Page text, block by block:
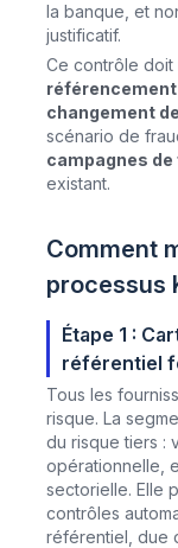
la banque, et
justificatif.
Ce contrôle doit
référencement
changement
scénario de
campagnes
existant.
Comment
processus
Étape 1 :
référentiel
Tous les
risque. La
du risque tiers :
opérationnelle,
sectorielle. Elle
contrôles
référentiel, due